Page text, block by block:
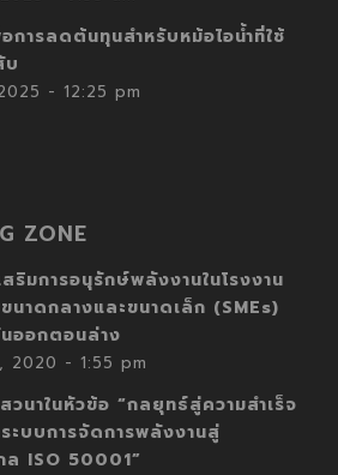
อการลดต้นทุนสำหรับหม้อไอน้ำที่ใช้
บ
- 12:25 pm
ZONE
ริมการอนุรักษ์พลังงานในโรงงาน
นาดกลางและขนาดเล็ก (SMEs)
ออกตอนล่าง
2020 - 1:55 pm
วนาในหัวข้อ “กลยุทธ์สู่ความสำเร็จ
ะบบการจัดการพลังงานสู่
ล ISO 50001”